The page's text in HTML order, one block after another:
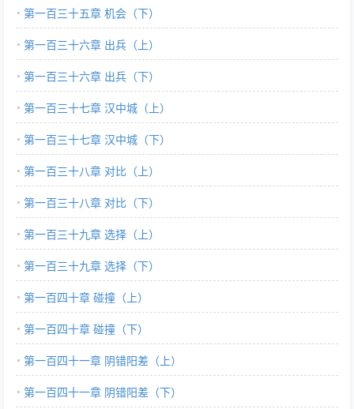
第一百三十五章 机会（下）
第一百三十六章 出兵（上）
第一百三十六章 出兵（下）
第一百三十七章 汉中城（上）
第一百三十七章 汉中城（下）
第一百三十八章 对比（上）
第一百三十八章 对比（下）
第一百三十九章 选择（上）
第一百三十九章 选择（下）
第一百四十章 碰撞（上）
第一百四十章 碰撞（下）
第一百四十一章 阴错阳差（上）
第一百四十一章 阴错阳差（下）